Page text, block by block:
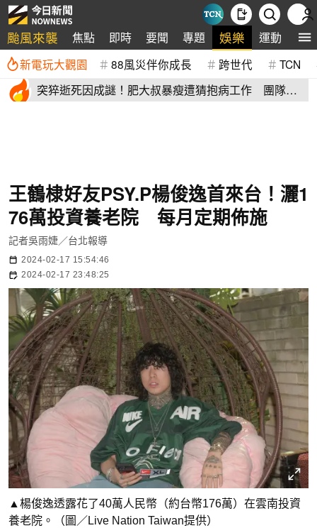
颱風來襲 焦點 即時 要聞 專題 娛樂 運動 全
新電玩大觀園 88風災伴你成長 跨世代 TCN
突猝逝死因成謎！肥大叔暴瘦遭猜抱病工作 團隊宣
王鶴棣好友PSY.P楊俊逸首來台！灑1
76萬投資養老院 每月定期佈施
記者吳雨婕／台北報導
2024-02-17 15:54:46
2024-02-17 23:48:25
▲楊俊逸透露花了40萬人民幣（約台幣176萬）在雲南投資
養老院。（圖／Live Nation Taiwan提供）